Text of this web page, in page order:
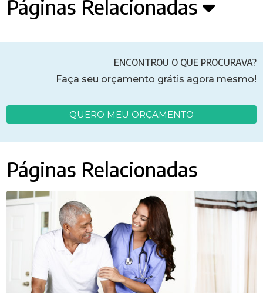
Páginas Relacionadas
ENCONTROU O QUE PROCURAVA?
Faça seu orçamento grátis agora mesmo!
QUERO MEU ORÇAMENTO
Páginas Relacionadas